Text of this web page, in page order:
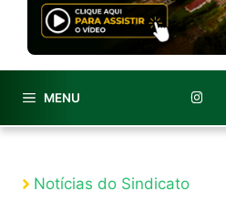
MENU
Notícias do Sindicato